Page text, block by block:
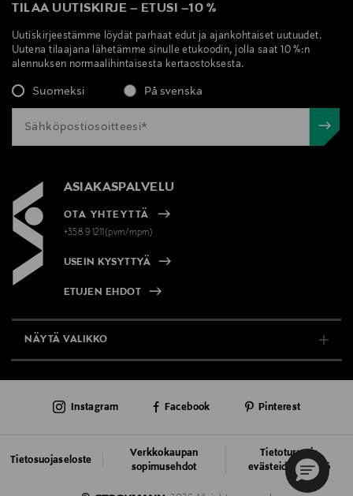
TILAA UUTISKIRJE – ETUSI –10 %
Uutiskirjeestämme löydät parhaat edut ja ajankohtaiset uutuudet.
Uutena tilaajana lähetämme sinulle etukoodin, jolla saat 10 %:n
alennuksen normaalihintaisesta kertaostoksesta.
Suomeksi På svenska
ASIAKASPALVELU
OTA YHTEYTTÄ
+358 9 1211(pvm/mpm)
USEIN KYSYTTYÄ
ETUJEN EHDOT
NÄYTÄ VALIKKO
AJANKOHTAISTA
Tietosuojaseloste
Verkkokaupan
sopimusehdot
Tietoturva ja
evästeiden käyttö
Instagram Facebook Pinterest